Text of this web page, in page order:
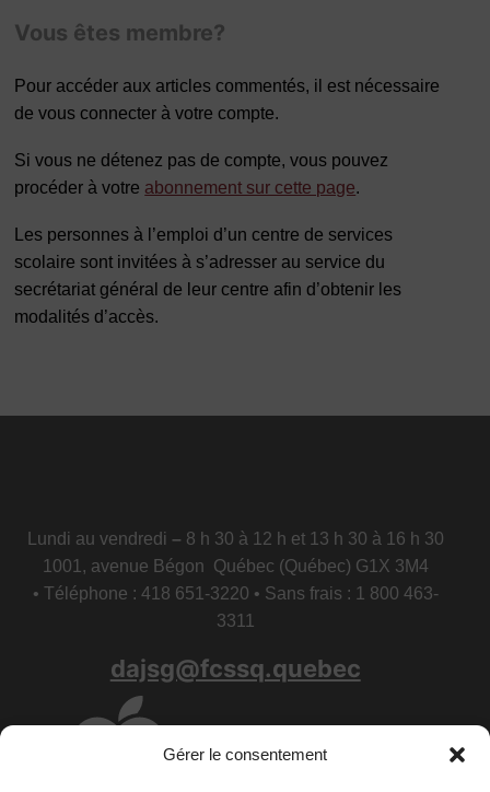
Gérer le consentement
Vous êtes membre?
Pour accéder aux articles commentés, il est nécessaire
de vous connecter à votre compte.
Si vous ne détenez pas de compte, vous pouvez
procéder à votre abonnement sur cette page.
Les personnes à l’emploi d’un centre de services
scolaire sont invitées à s’adresser au service du
secrétariat général de leur centre afin d’obtenir les
modalités d’accès.
Lundi au vendredi – 8 h 30 à 12 h et 13 h 30 à 16 h 30
1001, avenue Bégon Québec (Québec) G1X 3M4
• Téléphone : 418 651-3220 • Sans frais : 1 800 463-
3311
dajsg@fcssq.quebec